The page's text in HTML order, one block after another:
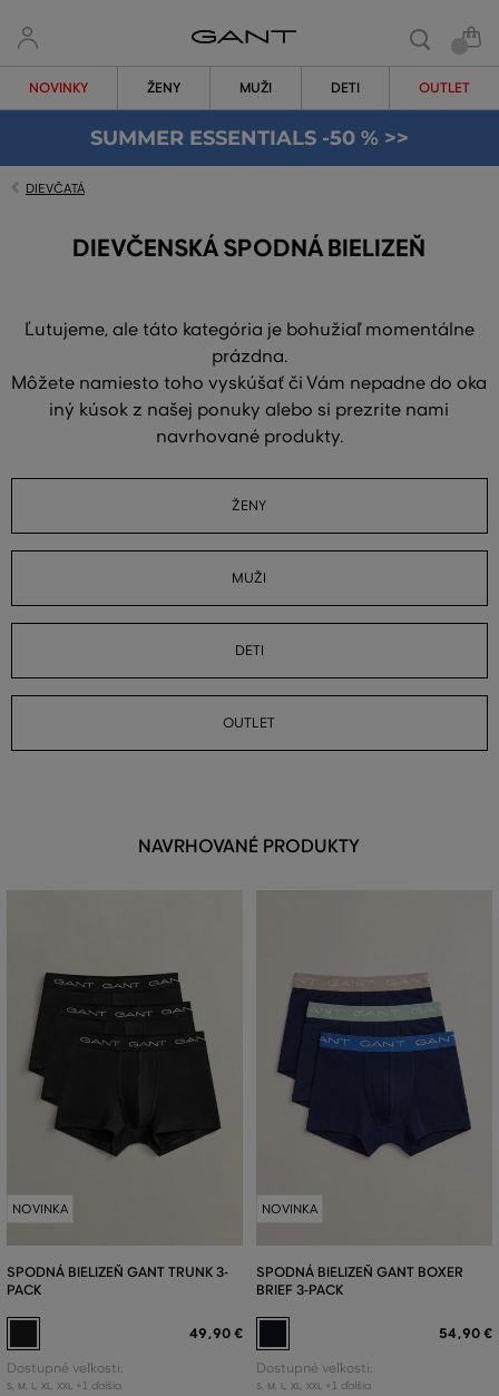
NOVINKY ŽENY MUŽI DETI OUTLET
SUMMER ESSENTIALS -50 % >>
DIEVČATÁ
DIEVČENSKÁ SPODNÁ BIELIZEŇ
Ľutujeme, ale táto kategória je bohužiaľ momentálne
prázdna.
Môžete namiesto toho vyskúšať či Vám nepadne do oka
iný kúsok z našej ponuky alebo si prezrite nami
navrhované produkty.
ŽENY
MUŽI
DETI
OUTLET
NAVRHOVANÉ PRODUKTY
NOVINKA
SPODNÁ BIELIZEŇ GANT TRUNK 3-
PACK
49,90 €
Dostupné veľkosti:
S, M L XL XXL +1 ďalšia
NOVINKA
SPODNÁ BIELIZEŇ GANT BOXER
BRIEF 3-PACK
54,90 €
Dostupné veľkosti:
S, M L XL XXL +1 ďalšia